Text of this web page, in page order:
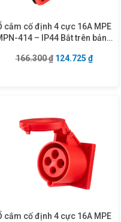
₫.là: 794.625 ₫.
cắm cố định 4 cực 16A MPE
414 – IP44 Bắt trên bảng
166.300₫ Giá gốc là:
124.725 ₫Giá
cắm cố định 4 cực 16A MPE